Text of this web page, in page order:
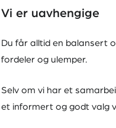
Vi er uavhengige
Du får alltid en balansert
fordeler og ulemper.
Selv om vi har et
et informert og godt valg